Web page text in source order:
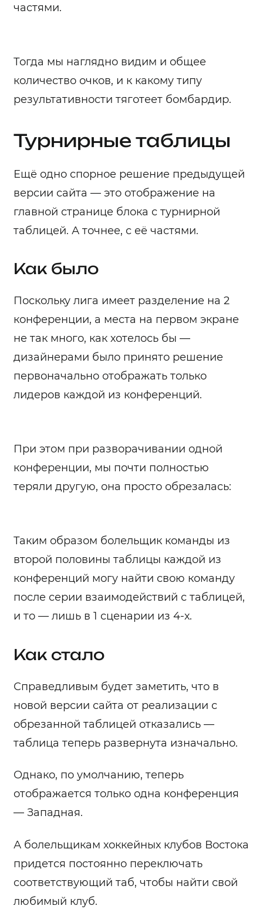
частями.
Тогда мы наглядно видим и общее
количество очков, и к какому типу
результативности тяготеет бомбардир.
Турнирные таблицы
Ещё одно спорное решение предыдущей
версии сайта — это отображение на
главной странице блока с турнирной
таблицей. А точнее, с её частями.
Как было
Поскольку лига имеет разделение на 2
конференции, а места на первом экране
не так много, как хотелось бы —
дизайнерами было принято решение
первоначально отображать только
лидеров каждой из конференций.
При этом при разворачивании одной
конференции, мы почти полностью
теряли другую, она просто обрезалась:
Таким образом болельщик команды из
второй половины таблицы каждой из
конференций могу найти свою команду
после серии взаимодействий с таблицей,
и то — лишь в 1 сценарии из 4-х.
Как стало
Справедливым будет заметить, что в
новой версии сайта от реализации с
обрезанной таблицей отказались —
таблица теперь развернута изначально.
Однако, по умолчанию, теперь
отображается только одна конференция
— Западная.
А болельщикам хоккейных клубов Востока
придется постоянно переключать
соответствующий таб, чтобы найти свой
любимый клуб.